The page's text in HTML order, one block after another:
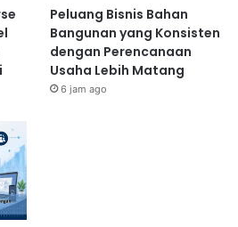
Peluang Bisnis Bahan
Bangunan yang Konsisten
dengan Perencanaan
Usaha Lebih Matang
6 jam ago